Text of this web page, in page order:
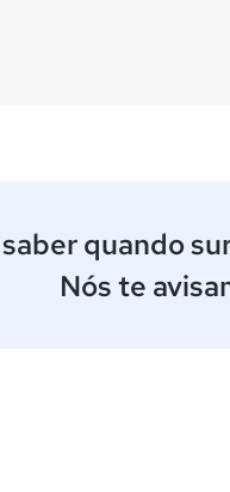
quando
Nós te